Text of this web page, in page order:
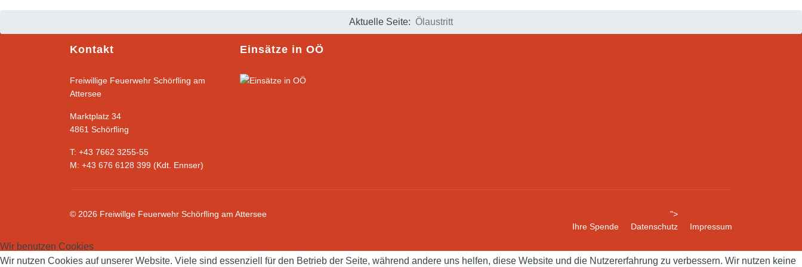
Aktuelle Seite: Ölaustritt
Kontakt
Freiwillige Feuerwehr Schörfling am
Attersee
Marktplatz 34
4861 Schörfling
T: +43 7662 3255-55
M: +43 676 6128 399 (Kdt. Ennser)
Einsätze in OÖ
© 2026 Freiwillge Feuerwehr Schörfling am Attersee
Ihre Spende
">
Datenschutz
Impressum
Wir benutzen Cookies
Wir nutzen Cookies auf unserer Website. Viele sind essenziell für den Betrieb der Seite, während andere uns helfen, diese Website und die Nutzererfahrung zu verbessern. Wir nutzen keine